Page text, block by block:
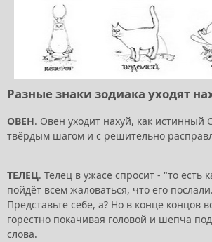
Разные знаки зодиака уходят
ОВЕН. Овен уходит нахуй, как истинный
твёрдым шагом и с решительно
ТЕЛЕЦ. Телец в ужасе спросит - "то есть
пойдёт всем жаловаться, что его
Представьте себе, а? Но в конце концов
горестно покачивая головой и шепча
слова.